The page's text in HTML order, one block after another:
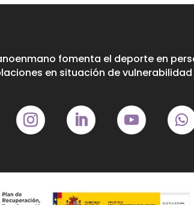
fomenta el deporte en
en situación de